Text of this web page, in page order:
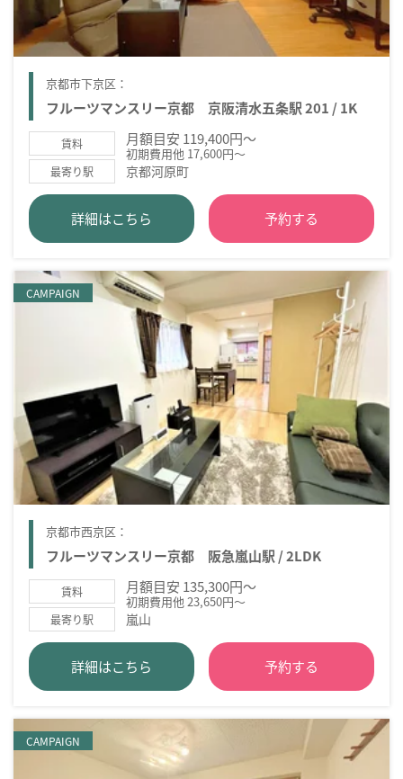
京都市下京区：
フルーツマンスリー京都 京阪清水五条駅 201 / 1K
賃料 月額目安 119,400円～
初期費用他 17,600円～
最寄り駅 京都河原町
詳細はこちら 予約する
CAMPAIGN
京都市西京区：
フルーツマンスリー京都 阪急嵐山駅 / 2LDK
賃料 月額目安 135,300円～
初期費用他 23,650円～
最寄り駅 嵐山
詳細はこちら 予約する
CAMPAIGN